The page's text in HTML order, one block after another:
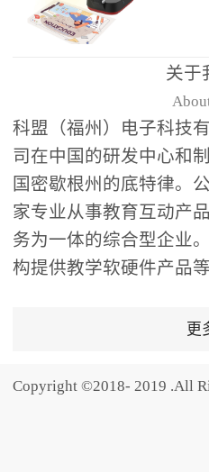
动需求：即时答题：支持
单选题、多选题、判断题
等基础题型，学生通过答
题器快速响应，系统实时
统计答题数据并生成可视
化图表，让教师瞬间掌握
学生知识掌握情况。主观
反馈：包含简答题、观点
阐述等开放式互动，鼓励
学生自由表达思考过程，
培养批判性思维与表达能
功能增加课堂趣味性，同
关于
科盟（福州）电子科技
司在中国的研发中心和
国密歇根州的底特律。
家专业从事教育互动产
务为一体的综合型企业
构提供教学软硬件产品
更
Copyright ©2018- 2019 .All